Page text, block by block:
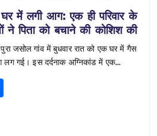
में लगी आग: एक ही परिवार के
पिता को बचाने की कोशिश की
जसोल गांव में बुधवार रात को एक घर में गैस
गई। इस दर्दनाक अग्निकांड में एक…
S